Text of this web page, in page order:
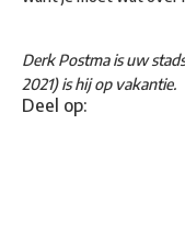
Derk Postma is uw
2021) is hij op vakantie.
Deel op: